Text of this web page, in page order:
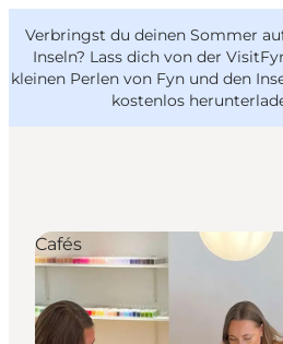
Verbringst du deinen Sommer
Inseln? Lass dich von der
kleinen Perlen von Fyn und den
kostenlos
Reise Ideen
Outdoor & bike
Essen & trinken
Übernachtung
VisitFyn
Deutsch
Cafés